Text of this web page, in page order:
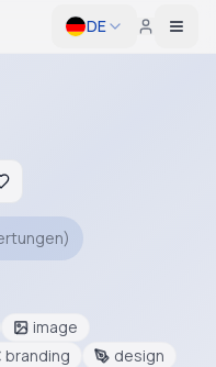
DE
)
image
branding
design